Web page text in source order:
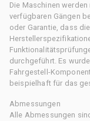
Die Maschinen
verfügbaren Gängen
oder Garantie, dass
durchgeführt. Es
Fahrgestell-
beispielhaft für das
Abmessungen
Alle Abmessungen